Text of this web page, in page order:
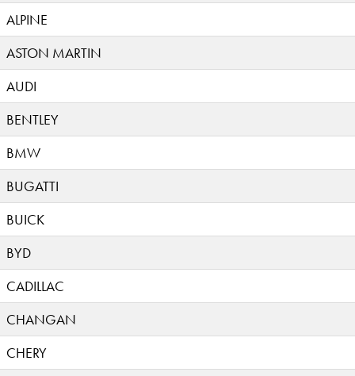
ALPINE
ASTON MARTIN
AUDI
BENTLEY
BMW
BUGATTI
BUICK
BYD
CADILLAC
CHANGAN
CHERY